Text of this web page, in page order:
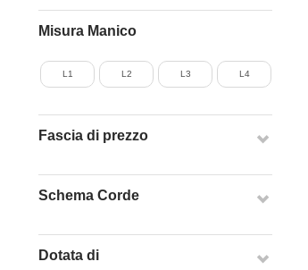
Misura Manico
L1 L2 L3 L4
Fascia di prezzo
Schema Corde
Dotata di